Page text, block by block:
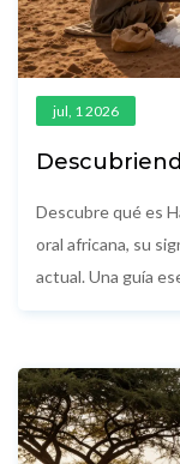
jul, 1 2026
Descubre qué es
oral africana, su
actual. Una guía